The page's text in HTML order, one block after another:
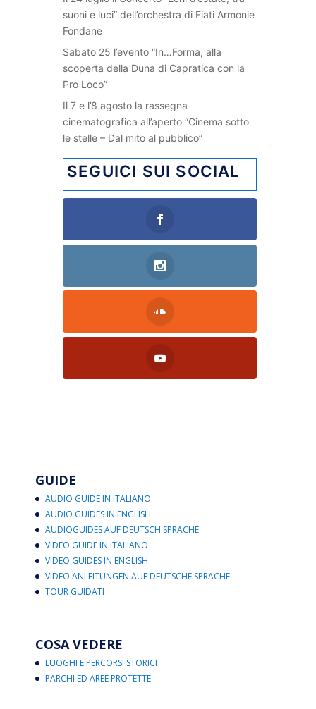
suoni e luci” dell’orchestra di Fiati Armonie
Fondane
Sabato 25 l’evento “In…Forma, alla
scoperta della Duna di Capratica con la
Pro Loco”
Il 7 e l’8 agosto la rassegna
cinematografica all’aperto “Cinema sotto
le stelle – Dal mito al pubblico”
SEGUICI SUI SOCIAL
GUIDE
AUDIO GUIDE IN ITALIANO
AUDIO GUIDES IN ENGLISH
AUDIOGUIDES AUF DEUTSCH SPRACHE
VIDEO GUIDE IN ITALIANO
VIDEO GUIDES IN ENGLISH
VIDEO ANLEITUNGEN AUF DEUTSCHE SPRACHE
TOUR GUIDATI
COSA VEDERE
LUOGHI E PERCORSI STORICI
PARCHI ED AREE PROTETTE